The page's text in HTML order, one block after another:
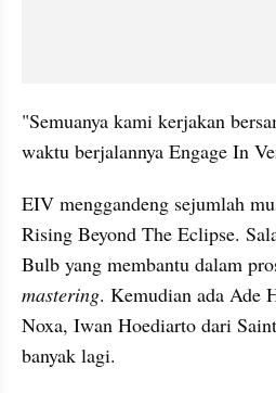
"Semuanya kami kerjakan
waktu berjalannya Engage In
EIV menggandeng sejumlah
Rising Beyond The Eclipse.
Bulb yang membantu dalam
mastering. Kemudian ada Ade
Noxa, Iwan Hoediarto dari
banyak lagi.